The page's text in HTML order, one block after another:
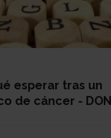
esperar tras un
de cáncer -